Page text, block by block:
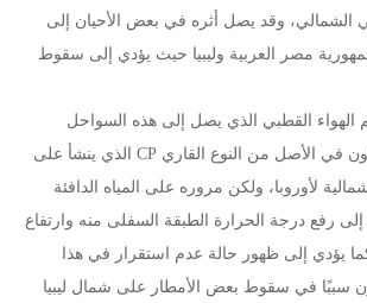
الشمالي، وقد يصل أثره في بعض الأحيان إلى
مصر العربية وليبيا حيث يؤدي إلى سقوط
القطبي الذي يصل إلى هذه السواحل
الأخيرة في الشتاء يكون في الأصل من النوع القاري CP الذي ينشأ على
لأوروبا، ولكن مروره على المياه الدافئة
رفع درجة الحرارة الطبقة السفلى منه وارتفاع
كما يؤدي إلى ظهور حالة عدم استقرار في هذا
سببًا في سقوط بعض الأمطار على شمال ليبيا